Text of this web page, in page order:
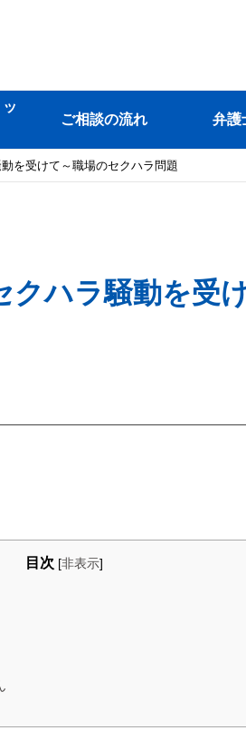
ご相談の流れ 弁護
を受けて～職場のセクハラ問題
クハラ騒動を受
目次 [非表示]